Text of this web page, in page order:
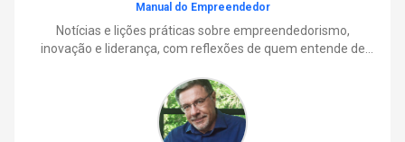
Manual do Empreendedor
Notícias e lições práticas sobre empreendedorismo,
inovação e liderança, com reflexões de quem entende de